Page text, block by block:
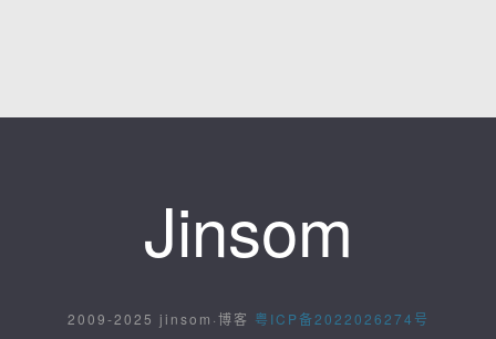
Jinsom
2009-2025 jinsom·博客 粤ICP备2022026274号